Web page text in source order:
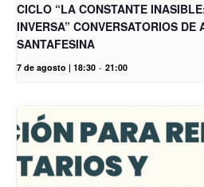
CICLO “LA CONSTANTE
INVERSA” CONVERSATORIOS DE
SANTAFESINA
7 de agosto | 18:30 - 21:00